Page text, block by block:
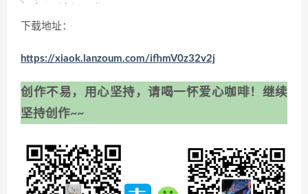
下载地址：
https://xiaok.lanzoum.com/ifhmV0z32v2j
创作不易，用心坚持，请喝一怀爱心咖啡！继续
坚持创作~~